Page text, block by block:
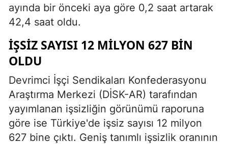
ayında bir önceki aya göre 0,2 saat artarak
42,4 saat oldu.
İŞSIZ SAYISI 12 MILYON 627 BIN
OLDU
Devrimci İşçi Sendikaları Konfederasyonu
Araştırma Merkezi (DİSK-AR) tarafından
yayımlanan işsizliğin görünümü raporuna
göre ise Türkiye'de işsiz sayısı 12 milyon
627 bine çıktı. Geniş tanımlı işsizlik oranının